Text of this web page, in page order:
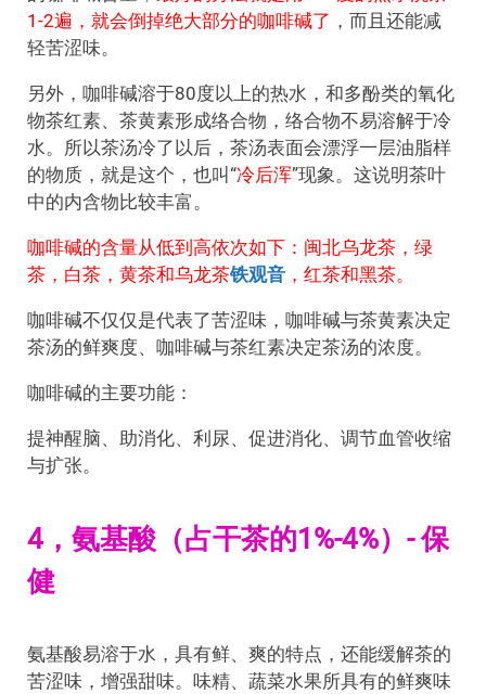
1-2遍，就会倒掉绝大部分的咖啡碱了 ，而且还能减
轻苦涩味。
另外，咖啡碱溶于80度以上的热水，和多酚类的氧化
物茶红素、茶黄素形成络合物，络合物不易溶解于冷
水。所以茶汤冷了以后，茶汤表面会漂浮一层油脂样
的物质，就是这个，也叫“冷后浑”现象。这说明茶叶
中的内含物比较丰富。
咖啡碱的含量从低到高依次如下：闽北乌龙茶，绿
茶，白茶，黄茶和乌龙茶铁观音 ，红茶和黑茶。
咖啡碱不仅仅是代表了苦涩味，咖啡碱与茶黄素决定
茶汤的鲜爽度、咖啡碱与茶红素决定茶汤的浓度。
咖啡碱的主要功能：
提神醒脑、助消化、利尿、促进消化、调节血管收缩
与扩张。
4，氨基酸（占干茶的1%-4%）- 保
健
氨基酸易溶于水，具有鲜、爽的特点，还能缓解茶的
苦涩味，增强甜味。味精、蔬菜水果所具有的鲜爽味